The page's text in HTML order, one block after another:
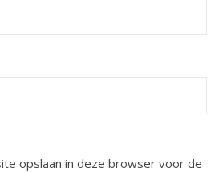
opslaan in deze browser voor de